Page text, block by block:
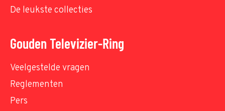
De leukste collecties
Gouden Televizier-Ring
Veelgestelde vragen
Reglementen
Pers